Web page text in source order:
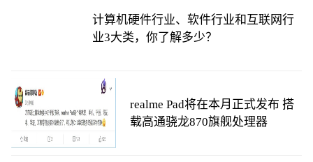
计算机硬件行业、软件行业和互联网行
业3大类，你了解多少？
realme Pad将在本月正式发布 搭
载高通骁龙870旗舰处理器